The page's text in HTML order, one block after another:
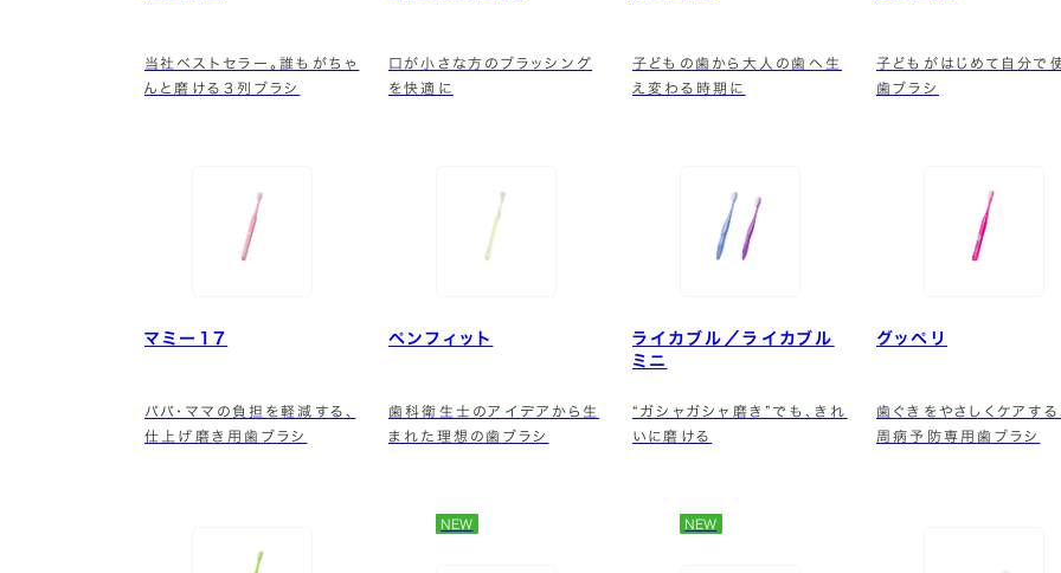
当社ベストセラー。誰もがちゃ
んと磨ける３列ブラシ
口が小さな方のブラッシング
を快適に
子どもの歯から大人の歯へ生
え変わる時期に
子どもがはじめて自分で
歯ブラシ
マミー17
パパ・ママの負担を軽減する、
仕上げ磨き用歯ブラシ
ペンフィット
歯科衛生士のアイデアから生
まれた理想の歯ブラシ
ライカブル／ライカブル
ミニ
“ガシャガシャ磨き”でも、きれ
いに磨ける
グッペリ
歯ぐきをやさしくケアする
周病予防専用歯ブラシ
NEW NEW